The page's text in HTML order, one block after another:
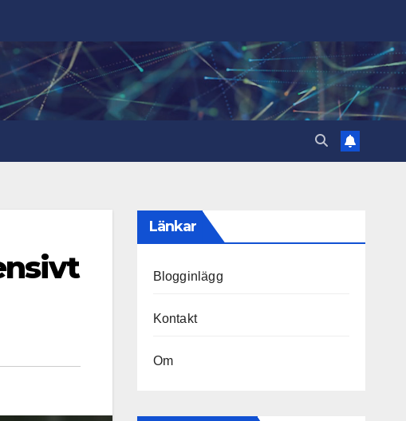
Länkar
Blogginlägg
Kontakt
Om